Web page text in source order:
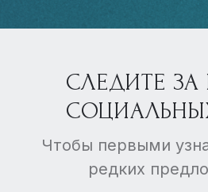
СЛЕДИТЕ
Чтобы первыми
редких